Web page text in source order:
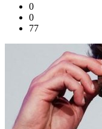
0
0
77